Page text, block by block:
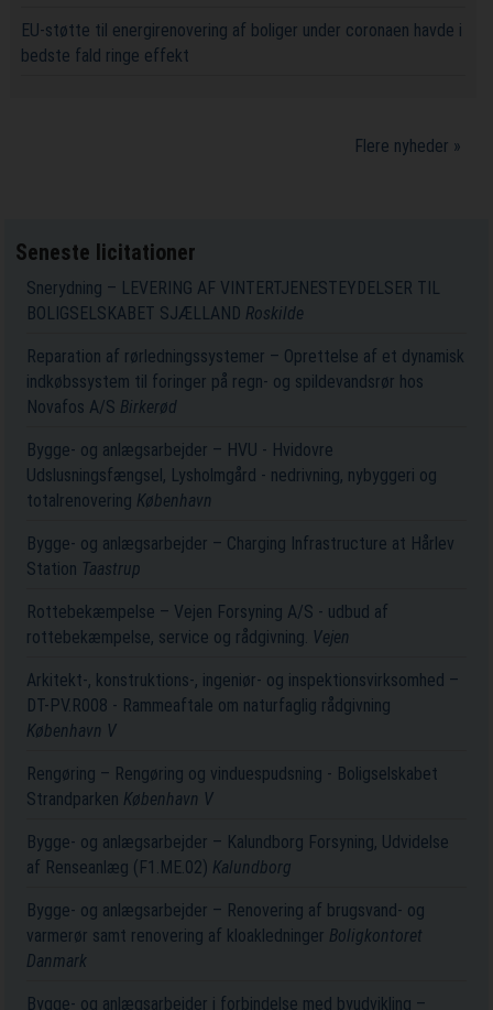
EU-støtte til energirenovering af boliger under coronaen havde i
bedste fald ringe effekt
Flere nyheder »
Seneste licitationer
Snerydning – LEVERING AF VINTERTJENESTEYDELSER TIL
BOLIGSELSKABET SJÆLLAND Roskilde
Reparation af rørledningssystemer – Oprettelse af et dynamisk
indkøbssystem til foringer på regn- og spildevandsrør hos
Novafos A/S Birkerød
Bygge- og anlægsarbejder – HVU - Hvidovre
Udslusningsfængsel, Lysholmgård - nedrivning, nybyggeri og
totalrenovering København
Bygge- og anlægsarbejder – Charging Infrastructure at Hårlev
Station Taastrup
Rottebekæmpelse – Vejen Forsyning A/S - udbud af
rottebekæmpelse, service og rådgivning. Vejen
Arkitekt-, konstruktions-, ingeniør- og inspektionsvirksomhed –
DT-PV.R008 - Rammeaftale om naturfaglig rådgivning
København V
Rengøring – Rengøring og vinduespudsning - Boligselskabet
Strandparken København V
Bygge- og anlægsarbejder – Kalundborg Forsyning, Udvidelse
af Renseanlæg (F1.ME.02) Kalundborg
Bygge- og anlægsarbejder – Renovering af brugsvand- og
varmerør samt renovering af kloakledninger Boligkontoret
Danmark
Bygge- og anlægsarbejder i forbindelse med byudvikling –